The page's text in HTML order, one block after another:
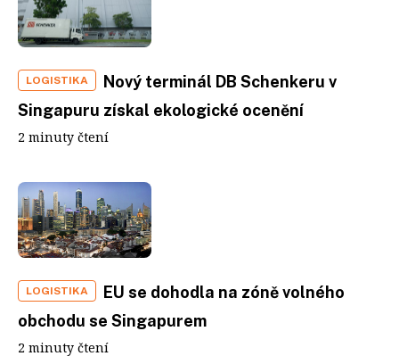
LOGISTIKA
Nový terminál DB Schenkeru v
Singapuru získal ekologické ocenění
2 minuty čtení
LOGISTIKA
EU se dohodla na zóně volného
obchodu se Singapurem
2 minuty čtení